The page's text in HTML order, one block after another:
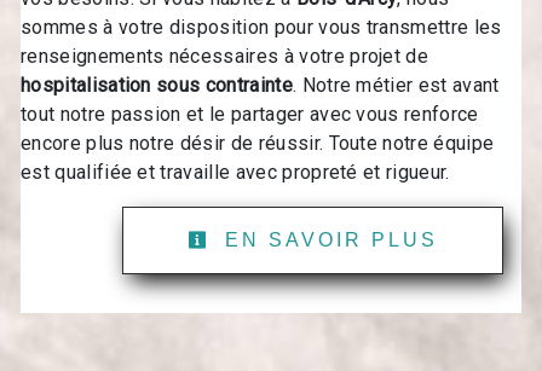
sommes à votre disposition pour vous transmettre les
renseignements nécessaires à votre projet de
hospitalisation sous contrainte. Notre métier est avant
tout notre passion et le partager avec vous renforce
encore plus notre désir de réussir. Toute notre équipe
est qualifiée et travaille avec propreté et rigueur.
EN SAVOIR PLUS